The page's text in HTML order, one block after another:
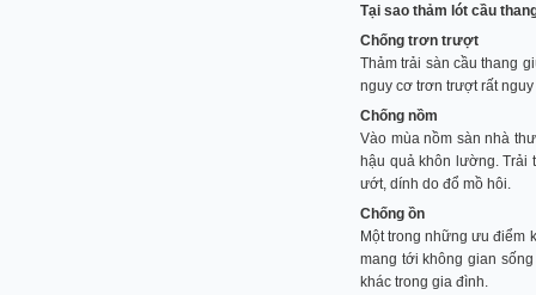
Tại sao thảm lót cầu
Chống trơn trượt
Thảm trải sàn cầu thang
nguy cơ trơn trượt rất
Chống nồm
Vào mùa nồm sàn nhà
hậu quả khôn lường. Trải
ướt, dính do đổ mồ hôi.
Chống ồn
Một trong những ưu điểm
mang tới không gian
khác trong gia đình.